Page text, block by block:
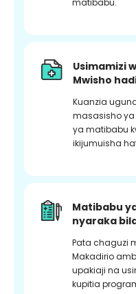
matibabu.
Usimamizi
Mwisho
Kuanzia
masasisho
ya matibabu
ikijumuisha
Matibabu
nyaraka
Pata chaguzi
Makadirio
upakiaji na
kupitia